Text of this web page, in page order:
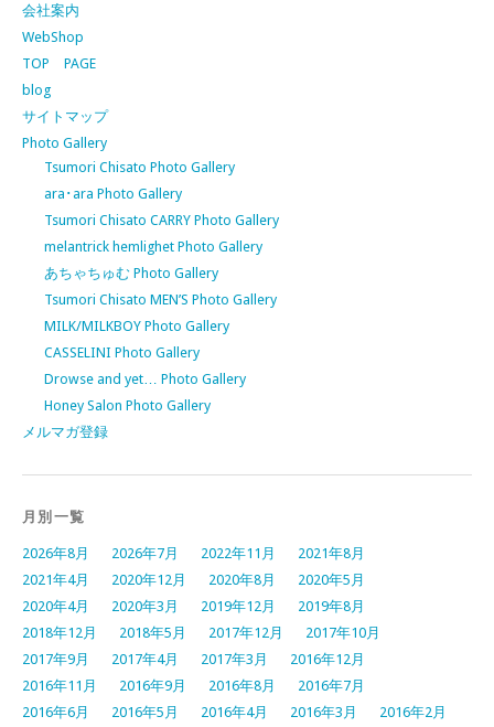
会社案内
WebShop
TOP PAGE
blog
サイトマップ
Photo Gallery
Tsumori Chisato Photo Gallery
ara･ara Photo Gallery
Tsumori Chisato CARRY Photo Gallery
melantrick hemlighet Photo Gallery
あちゃちゅむ Photo Gallery
Tsumori Chisato MEN’S Photo Gallery
MILK/MILKBOY Photo Gallery
CASSELINI Photo Gallery
Drowse and yet… Photo Gallery
Honey Salon Photo Gallery
メルマガ登録
月別一覧
2026年8月 2026年7月 2022年11月
2021年8月
2021年4月
2020年12月 2020年8月
2020年5月
2020年4月
2020年3月 2019年12月
2019年8月
2018年12月
2018年5月 2017年12月
2017年10月
2017年9月
2017年4月 2017年3月
2016年12月
2016年11月
2016年9月 2016年8月
2016年7月
2016年6月
2016年5月 2016年4月 2016年3月
2016年2月